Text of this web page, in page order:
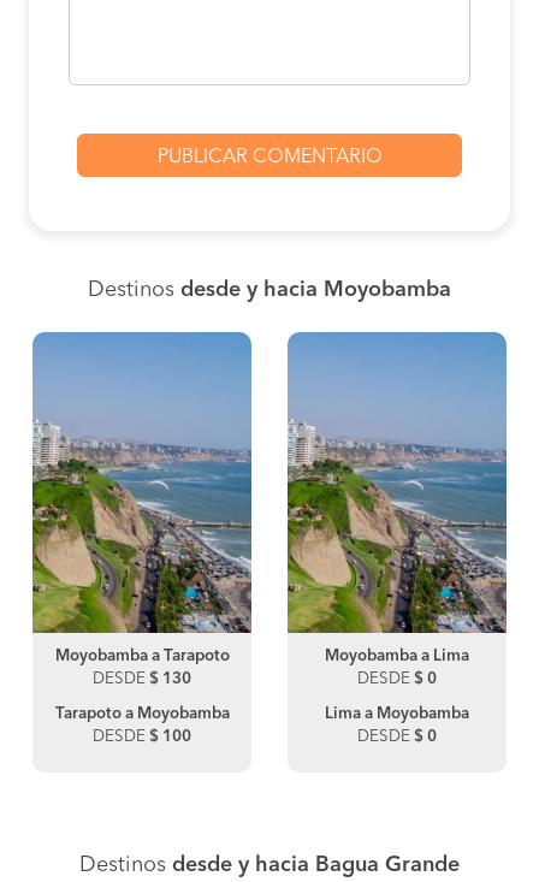
Destinos desde y hacia Moyobamba
Moyobamba a Tarapoto
DESDE $ 130
Tarapoto a Moyobamba
DESDE $ 100
Moyobamba a Lima
DESDE $ 0
Lima a Moyobamba
DESDE $ 0
Destinos desde y hacia Bagua Grande